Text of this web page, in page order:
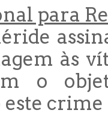
para
às
o